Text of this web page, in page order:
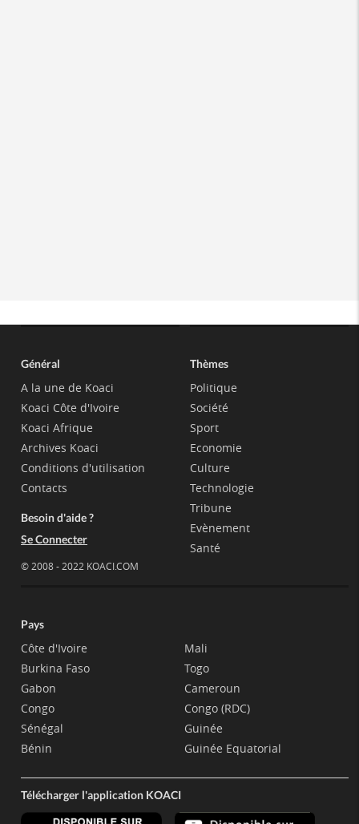
Général
A la une de Koaci
Koaci Côte d'Ivoire
Koaci Afrique
Archives Koaci
Conditions d'utilisation
Contacts
Besoin d'aide ?
Se Connecter
© 2008 - 2022 KOACI.COM
Thèmes
Politique
Société
Sport
Economie
Culture
Technologie
Tribune
Evènement
Santé
Pays
Côte d'Ivoire
Burkina Faso
Gabon
Congo
Sénégal
Bénin
Mali
Togo
Cameroun
Congo (RDC)
Guinée
Guinée Equatorial
Télécharger l'application KOACI